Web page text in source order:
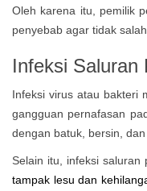
Oleh karena itu, pemilik
penyebab agar tidak
Infeksi Saluran
Infeksi virus atau bakteri
gangguan pernafasan
dengan batuk, bersin,
Selain itu, infeksi saluran
tampak lesu dan